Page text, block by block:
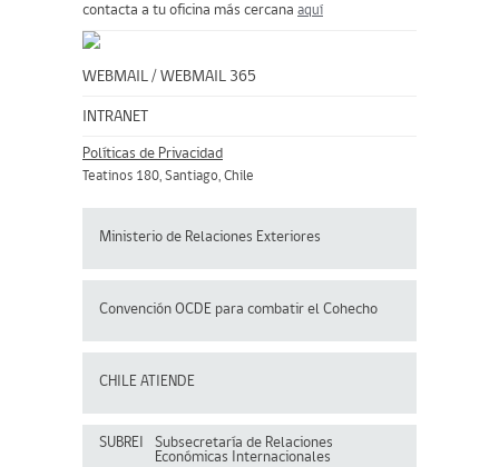
contacta a tu oficina más cercana aquí
WEBMAIL / WEBMAIL 365
INTRANET
Políticas de Privacidad
Teatinos 180, Santiago, Chile
Ministerio de Relaciones Exteriores
Convención OCDE para combatir el Cohecho
CHILE ATIENDE
SUBREI
Subsecretaría de Relaciones
Económicas Internacionales